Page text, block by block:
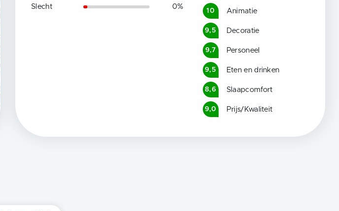
Slecht 0%
10 Animatie
9,5 Decoratie
9,7 Personeel
9,5 Eten en drinken
8,6 Slaapcomfort
9,0 Prijs/Kwaliteit